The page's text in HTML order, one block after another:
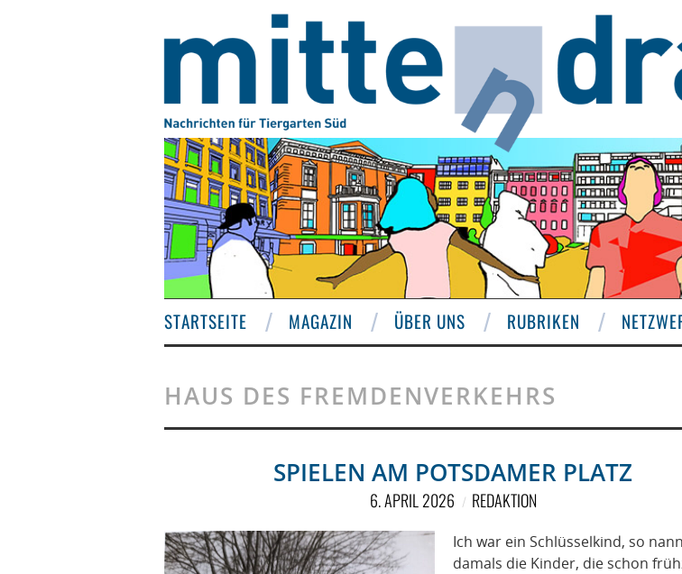
STARTSEITE MAGAZIN ÜBER UNS RUBRIKEN
HAUS DES FREMDENVERKEHRS
SPIELEN AM POTSDAMER PLATZ
6. APRIL 2026 REDAKTION
Ich war ein Schlüsselkind, so
damals die Kinder, die schon